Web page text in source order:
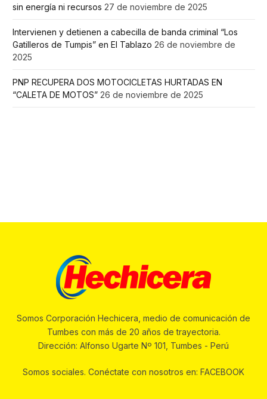
sin energía ni recursos 27 de noviembre de 2025
Intervienen y detienen a cabecilla de banda criminal “Los
Gatilleros de Tumpis” en El Tablazo 26 de noviembre de
2025
PNP RECUPERA DOS MOTOCICLETAS HURTADAS EN
“CALETA DE MOTOS” 26 de noviembre de 2025
Somos Corporación Hechicera, medio de comunicación de
Tumbes con más de 20 años de trayectoria.
Dirección: Alfonso Ugarte Nº 101, Tumbes - Perú
Somos sociales. Conéctate con nosotros en: FACEBOOK